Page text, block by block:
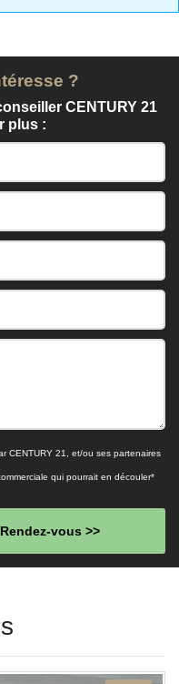
?
CENTURY 21
plus :
CENTURY 21, et/ou ses partenaires
qui pourrait en découler*
vous >>